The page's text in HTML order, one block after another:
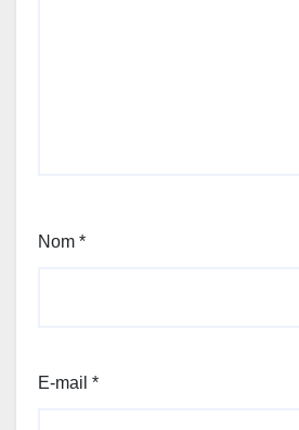
Nom *
E-mail *